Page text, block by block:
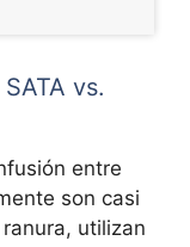
vs.
entre
son casi
utilizan